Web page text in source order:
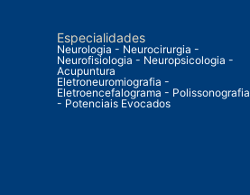
Especialidades
Neurologia - Neurocirurgia -
Neurofisiologia - Neuropsicologia -
Acupuntura
Eletroneuromiografia -
Eletroencefalograma - Polissonografia
- Potenciais Evocados